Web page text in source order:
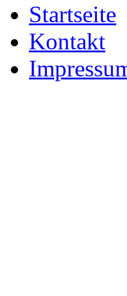
Startseite
Kontakt